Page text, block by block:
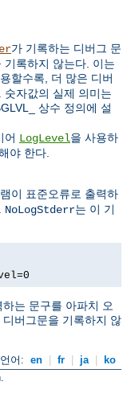
가 기록하는 디버그 문
기록하지 않는다. 이는
할수록, 더 많은 디버
숫자값의 실제 의미는
상수 정의에 설
어 LogLevel을 사용하
야 한다.
이 표준오류로 출력하
NoLogStderr는 이 기
는 문구를 아파치 오
디버그문을 기록하지 않
어: en fr ja
ko